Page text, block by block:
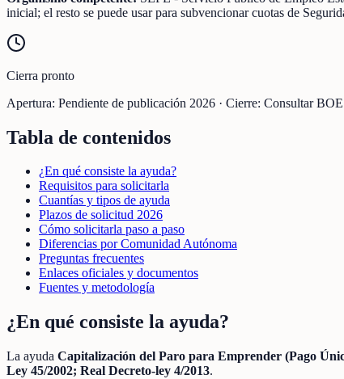
inicial; el resto se puede usar para subvencionar cuotas de
Cierra pronto
Apertura: Pendiente de publicación 2026 · Cierre: Consultar BOE
Tabla de contenidos
¿En qué consiste la ayuda?
Requisitos para solicitarla
Cuantías y tipos de ayuda
Plazos de solicitud 2026
Cómo solicitarla paso a paso
Diferencias por Comunidad Autónoma
Preguntas frecuentes
Enlaces oficiales y documentos
Fuentes y metodología
¿En qué consiste la ayuda?
La ayuda Capitalización del Paro para Emprender (Pago
Ley 45/2002; Real Decreto-ley 4/2013.